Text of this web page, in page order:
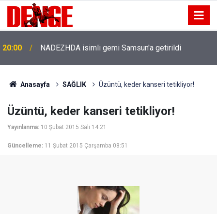
20:00 NADEZHDA isimli gemi Samsun'a getirildi
Anasayfa SAĞLIK Üzüntü, keder kanseri tetikliyor!
Üzüntü, keder kanseri tetikliyor!
Yayınlanma: 10 Şubat 2015 Salı 14:21
Güncelleme: 11 Şubat 2015 Çarşamba 08:51